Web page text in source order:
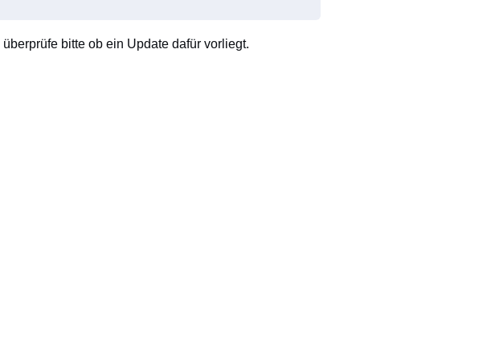
bitte ob ein Update dafür vorliegt.